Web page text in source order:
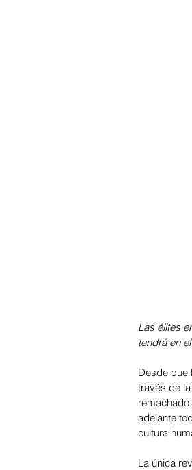
Las élites
tendrá en
Desde que
través de
adelante
cultura
La única